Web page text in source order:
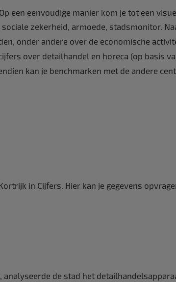
een eenvoudige manier kom je tot een
zekerheid, armoede, stadsmonitor.
onder andere over de economische
over detailhandel en horeca (op basis
kan je benchmarken met de andere
in Cijfers. Hier kan je gegevens
de stad het